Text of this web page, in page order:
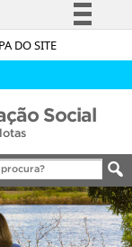
DO SITE
informaçãoSocial